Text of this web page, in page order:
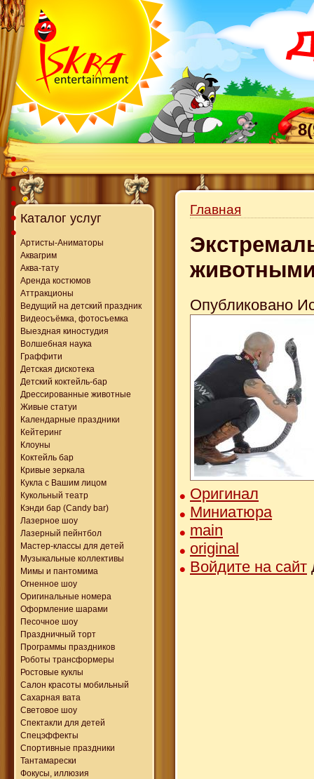
Каталог услуг
Артисты-Аниматоры
Аквагрим
Аква-тату
Аренда костюмов
Аттракционы
Ведущий на детский праздник
Видеосъёмка, фотосъемка
Выездная киностудия
Волшебная наука
Граффити
Детская дискотека
Детский коктейль-бар
Дрессированные животные
Живые статуи
Календарные праздники
Кейтеринг
Клоуны
Коктейль бар
Кривые зеркала
Кукла с Вашим лицом
Кукольный театр
Кэнди бар (Candy bar)
Лазерное шоу
Лазерный пейнтбол
Мастер-классы для детей
Музыкальные коллективы
Мимы и пантомима
Огненное шоу
Оригинальные номера
Оформление шарами
Песочное шоу
Праздничный торт
Программы праздников
Роботы трансформеры
Ростовые куклы
Салон красоты мобильный
Сахарная вата
Световое шоу
Спектакли для детей
Спецэффекты
Спортивные праздники
Тантамарески
Фокусы, иллюзия
Главная
Опубликовано
Оригинал
Миниатюра
main
original
Войдите на сайт